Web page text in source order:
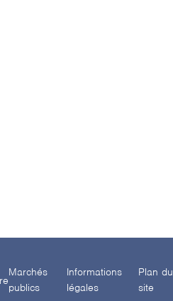
Marchés
publics
Informations
légales
Plan du
site